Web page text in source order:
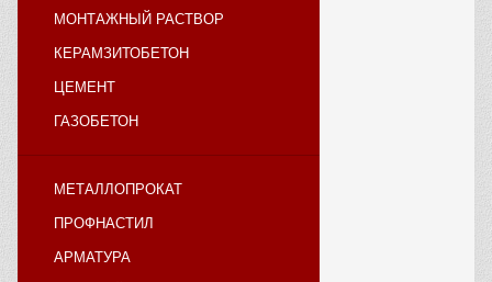
МОНТАЖНЫЙ РАСТВОР
КЕРАМЗИТОБЕТОН
ЦЕМЕНТ
ГАЗОБЕТОН
МЕТАЛЛОПРОКАТ
ПРОФНАСТИЛ
АРМАТУРА